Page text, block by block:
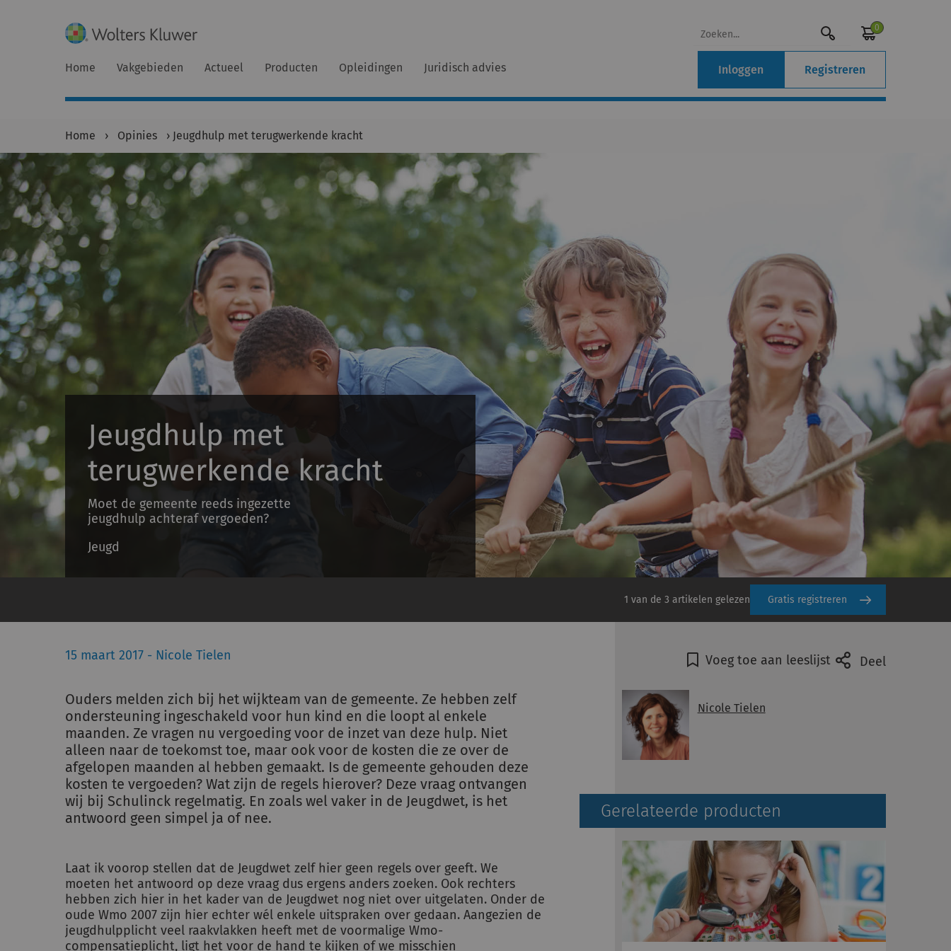
0
Home Vakgebieden Actueel Producten Opleidingen Juridisch advies Inloggen Registreren
Home › Opinies › Jeugdhulp met terugwerkende kracht
Jeugdhulp met
terugwerkende kracht
Moet de gemeente reeds ingezette
jeugdhulp achteraf vergoeden?
Jeugd
1 van de 3 artikelen gelezen Gratis registreren
15 maart 2017 - Nicole Tielen
Ouders melden zich bij het wijkteam van de gemeente. Ze hebben zelf
ondersteuning ingeschakeld voor hun kind en die loopt al enkele
maanden. Ze vragen nu vergoeding voor de inzet van deze hulp. Niet
alleen naar de toekomst toe, maar ook voor de kosten die ze over de
afgelopen maanden al hebben gemaakt. Is de gemeente gehouden deze
kosten te vergoeden? Wat zijn de regels hierover? Deze vraag ontvangen
wij bij Schulinck regelmatig. En zoals wel vaker in de Jeugdwet, is het
antwoord geen simpel ja of nee.
Laat ik voorop stellen dat de Jeugdwet zelf hier geen regels over geeft. We
moeten het antwoord op deze vraag dus ergens anders zoeken. Ook rechters
hebben zich hier in het kader van de Jeugdwet nog niet over uitgelaten. Onder de
oude Wmo 2007 zijn hier echter wél enkele uitspraken over gedaan. Aangezien de
jeugdhulpplicht veel raakvlakken heeft met de voormalige Wmo-
compensatieplicht, ligt het voor de hand te kijken of we misschien
Voeg toe aan leeslijst Deel
Nicole Tielen
Gerelateerde producten